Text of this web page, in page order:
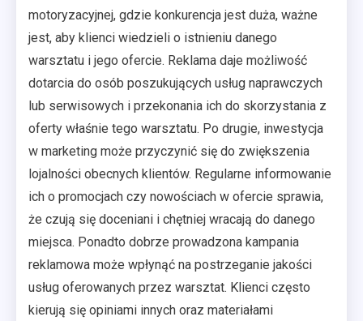
motoryzacyjnej, gdzie konkurencja jest duża, ważne
jest, aby klienci wiedzieli o istnieniu danego
warsztatu i jego ofercie. Reklama daje możliwość
dotarcia do osób poszukujących usług naprawczych
lub serwisowych i przekonania ich do skorzystania z
oferty właśnie tego warsztatu. Po drugie, inwestycja
w marketing może przyczynić się do zwiększenia
lojalności obecnych klientów. Regularne informowanie
ich o promocjach czy nowościach w ofercie sprawia,
że czują się doceniani i chętniej wracają do danego
miejsca. Ponadto dobrze prowadzona kampania
reklamowa może wpłynąć na postrzeganie jakości
usług oferowanych przez warsztat. Klienci często
kierują się opiniami innych oraz materiałami